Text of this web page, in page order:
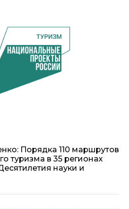
Порядка 110 маршрутов
туризма в 35 регионах
науки и